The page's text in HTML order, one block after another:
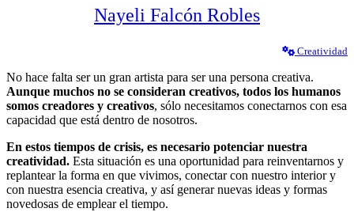
Nayeli Falcón Robles
Creatividad
No hace falta ser un gran artista para ser una persona creativa.
Aunque muchos no se consideran creativos, todos los humanos
somos creadores y creativos, sólo necesitamos conectarnos con esa
capacidad que está dentro de nosotros.
En estos tiempos de crisis, es necesario potenciar nuestra
creatividad. Esta situación es una oportunidad para reinventarnos y
replantear la forma en que vivimos, conectar con nuestro interior y
con nuestra esencia creativa, y así generar nuevas ideas y formas
novedosas de emplear el tiempo.